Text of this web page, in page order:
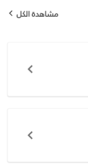
مشاهدة الكل